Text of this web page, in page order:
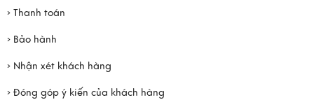
› Thanh toán
› Bảo hành
› Nhận xét khách hàng
› Đóng góp ý kiến của khách hàng